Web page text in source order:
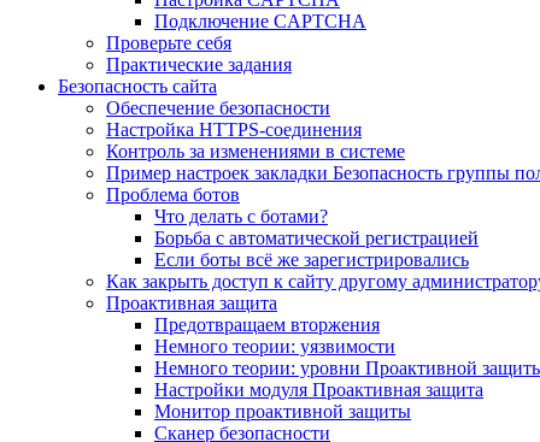
Подключение CAPTCHA
Проверьте себя
Практические задания
Безопасность сайта
Обеспечение безопасности
Настройка HTTPS-соединения
Контроль за изменениями в системе
Пример настроек закладки Безопасность группы
Проблема ботов
Что делать с ботами?
Борьба с автоматической регистрацией
Если боты всё же зарегистрировались
Как закрыть доступ к сайту другому
Проактивная защита
Предотвращаем вторжения
Немного теории: уязвимости
Немного теории: уровни Проактивной
Настройки модуля Проактивная защита
Монитор проактивной защиты
Сканер безопасности